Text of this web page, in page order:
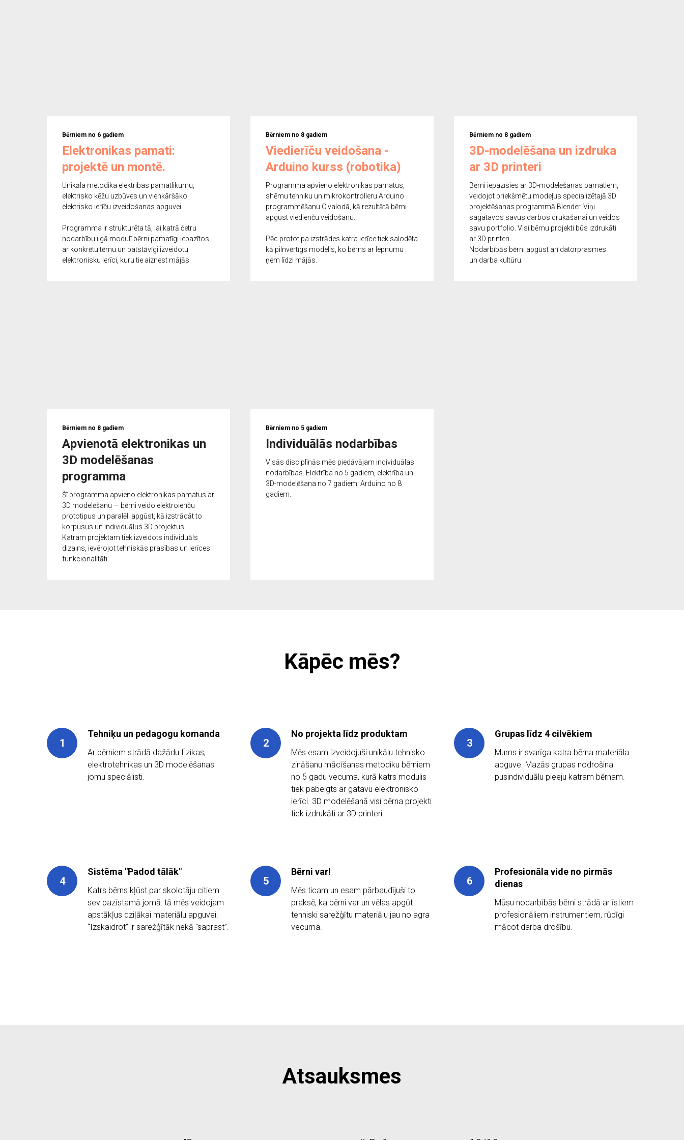
Bērniem no 6 gadiem
Elektronikas pamati:
projektē un montē.
Unikāla metodika elektrības pamatlikumu,
elektrisko ķēžu uzbūves un vienkāršāko
elektrisko ierīču izveidošanas apguvei.
Programma ir strukturēta tā, lai katrā četru
nodarbību ilgā modulī bērni pamatīgi iepazītos
ar konkrētu tēmu un patstāvīgi izveidotu
elektronisku ierīci, kuru tie aiznest mājās.
Bērniem no 8 gadiem
Viedierīču veidošana -
Arduino kurss (robotika)
Programma apvieno elektronikas pamatus,
shēmu tehniku un mikrokontrolleru Arduino
programmēšanu C valodā, kā rezultātā bērni
apgūst viedierīču veidošanu.
Pēc prototipa izstrādes katra ierīce tiek salodēta
kā pilnvērtīgs modelis, ko bērns ar lepnumu
ņem līdzi mājās.
Bērniem no 8 gadiem
3D-modelēšana un izdruka
ar 3D printeri
Bērni iepazīsies ar 3D-modelēšanas pamatiem,
veidojot priekšmētu modeļus specializētajā 3D
projektēšanas programmā Blender. Viņi
sagatavos savus darbos drukāšanai un veidos
savu portfolio. Visi bērnu projekti būs izdrukāti
ar 3D printeri.
Nodarbībās bērni apgūst arī datorprasmes
un darba kultūru.
Bērniem no 8 gadiem
Apvienotā elektronikas un
3D modelēšanas
programma
Šī programma apvieno elektronikas pamatus ar
3D modelēšanu — bērni veido elektroierīču
prototipus un paralēli apgūst, kā izstrādāt to
korpusus un individuālus 3D projektus.
Katram projektam tiek izveidots individuāls
dizains, ievērojot tehniskās prasības un ierīces
funkcionalitāti.
Bērniem no 5 gadiem
Individuālās nodarbības
Visās disciplīnās mēs piedāvājam individuālas
nodarbības. Elektrība no 5 gadiem, elektrība un
3D-modelēšana no 7 gadiem, Arduino no 8
gadiem.
Kāpēc mēs?
Tehniķu un pedagogu komanda
Ar bērniem strādā dažādu fizikas,
elektrotehnikas un 3D modelēšanas
jomu speciālisti.
No projekta līdz produktam
Mēs esam izveidojuši unikālu tehnisko
zināšanu mācīšanas metodiku bērniem
no 5 gadu vecuma, kurā katrs modulis
tiek pabeigts ar gatavu elektronisko
ierīci. 3D modelēšanā visi bērna projekti
tiek izdrukāti ar 3D printeri.
Grupas līdz 4 cilvēkiem
Mums ir svarīga katra bērna materiāla
apguve. Mazās grupas nodrošina
pusindividuālu pieeju katram bērnam.
Sistēma "Padod tālāk"
Katrs bērns kļūst par skolotāju citiem
sev pazīstamā jomā: tā mēs veidojam
apstākļus dziļākai materiālu apguvei.
“Izskaidrot” ir sarežģītāk nekā "saprast”.
Bērni var!
Mēs ticam un esam pārbaudījuši to
praksē, ka bērni var un vēlas apgūt
tehniski sarežģītu materiālu jau no agra
vecuma.
Profesionāla vide no pirmās
dienas
Mūsu nodarbībās bērni strādā ar īstiem
profesionāliem instrumentiem, rūpīgi
mācot darba drošību.
Atsauksmes